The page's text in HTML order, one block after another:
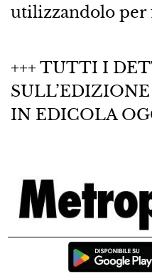
utilizzandolo per
+++ TUTTI I
IN EDICOLA